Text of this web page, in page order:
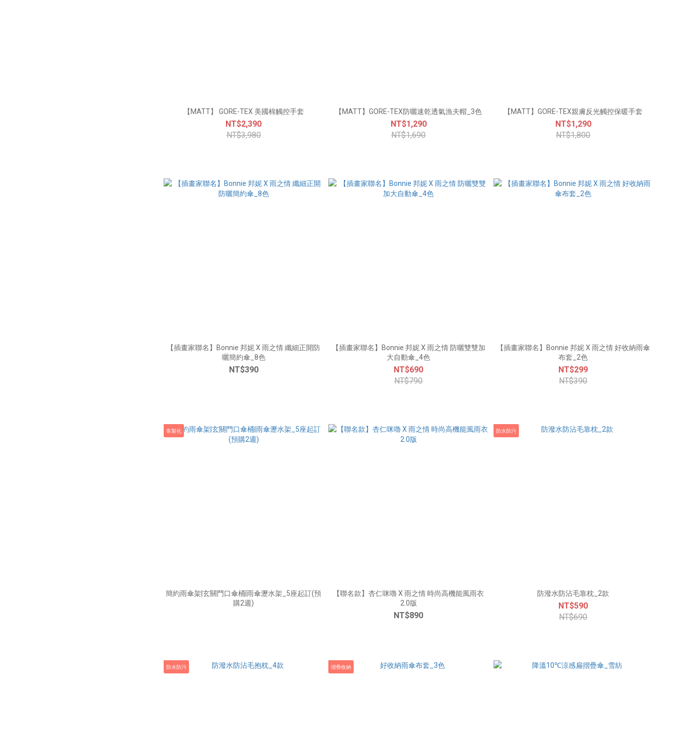
【MATT】 GORE-TEX 美國棉觸控手套
NT$2,390
NT$3,980
【MATT】GORE-TEX防曬速乾透氣漁夫帽_3色
NT$1,290
NT$1,690
【MATT】GORE-TEX親膚反光觸控保暖手套
NT$1,290
NT$1,800
【插畫家聯名】Bonnie 邦妮 X 雨之情 纖細正開防
曬簡約傘_8色
NT$390
【插畫家聯名】Bonnie 邦妮 X 雨之情 防曬雙雙加
大自動傘_4色
NT$690
NT$790
【插畫家聯名】Bonnie 邦妮 X 雨之情 好收納雨傘
布套_2色
NT$299
NT$390
客製化
簡約雨傘架|玄關門口傘桶|雨傘瀝水架_5座起訂(預
購2週)
【聯名款】杏仁咪嚕 X 雨之情 時尚高機能風雨衣
2.0版
NT$890
防水防污
防潑水防沾毛靠枕_2款
NT$590
NT$690
防水防污 摺疊收納